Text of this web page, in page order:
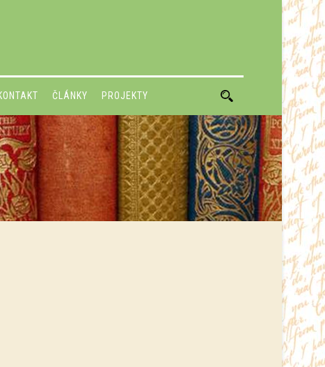
ČLÁNKY PROJEKTY